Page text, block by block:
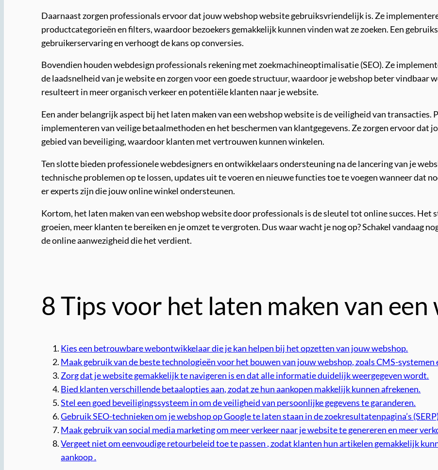
Daarnaast zorgen professionals ervoor dat jouw webshop website gebruiksvriendelijk is. Ze
productcategorieën en filters, waardoor bezoekers gemakkelijk kunnen vinden wat ze zoeken. Een
gebruikerservaring en verhoogt de kans op conversies.
Bovendien houden webdesign professionals rekening met zoekmachineoptimalisatie (SEO). Ze
de laadsnelheid van je website en zorgen voor een goede structuur, waardoor je webshop beter vindbaar
resulteert in meer organisch verkeer en potentiële klanten naar je website.
Een ander belangrijk aspect bij het laten maken van een webshop website is de veiligheid van transacties.
implementeren van veilige betaalmethoden en het beschermen van klantgegevens. Ze zorgen ervoor dat
gebied van beveiliging, waardoor klanten met vertrouwen kunnen winkelen.
Ten slotte bieden professionele webdesigners en ontwikkelaars ondersteuning na de lancering van je
technische problemen op te lossen, updates uit te voeren en nieuwe functies toe te voegen wanneer dat
er experts zijn die jouw online winkel ondersteunen.
Kortom, het laten maken van een webshop website door professionals is de sleutel tot online succes.
groeien, meer klanten te bereiken en je omzet te vergroten. Dus waar wacht je nog op? Schakel vandaag
de online aanwezigheid die het verdient.
8 Tips voor het laten maken van een
Kies een betrouwbare webontwikkelaar die je kan helpen bij het opzetten van jouw webshop.
Maak gebruik van de beste technologieën voor het bouwen van jouw webshop, zoals CMS-
Zorg dat je website gemakkelijk te navigeren is en dat alle informatie duidelijk weergegeven wordt.
Bied klanten verschillende betaalopties aan, zodat ze hun aankopen makkelijk kunnen afrekenen.
Stel een goed beveiligingssysteem in om de veiligheid van persoonlijke gegevens te garanderen.
Gebruik SEO-technieken om je webshop op Google te laten staan ​​in de zoekresultatenpagina’s
Maak gebruik van social media marketing om meer verkeer naar je website te genereren en meer
Vergeet niet om eenvoudige retourbeleid toe te passen , zodat klanten hun artikelen gemakkelijk
aankoop .